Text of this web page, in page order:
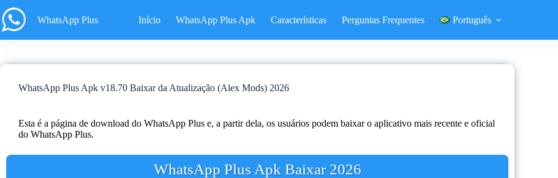
para
o
conteúdo
WhatsApp Plus Início WhatsApp Plus Apk Características Perguntas Frequentes Português
WhatsApp Plus Apk v18.70 Baixar da Atualização (Alex Mods) 2026
Esta é a página de download do WhatsApp Plus e, a partir dela, os usuários podem baixar o aplicativo mais recente e oficial
do WhatsApp Plus.
WhatsApp Plus Apk Baixar 2026